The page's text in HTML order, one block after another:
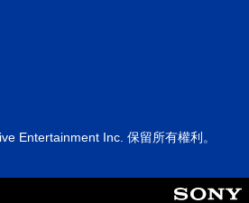
Entertainment Inc. 保留所有權利。